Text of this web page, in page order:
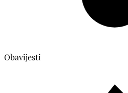
Obavijesti